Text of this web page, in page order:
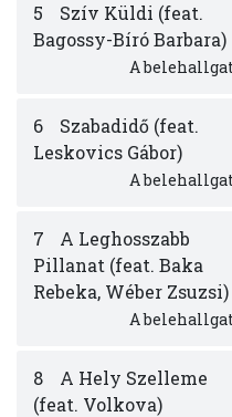
5
Szív Küldi (feat.
Bagossy-Bíró Barbara)
A
6
Szabadidő (feat.
Leskovics Gábor)
A
7
A Leghosszabb
Pillanat (feat. Baka
Rebeka, Wéber Zsuzsi)
A
8
A Hely Szelleme
(feat. Volkova)